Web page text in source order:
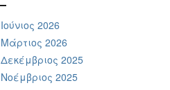
Ιούνιος 2026
Μάρτιος 2026
Δεκέμβριος 2025
Νοέμβριος 2025